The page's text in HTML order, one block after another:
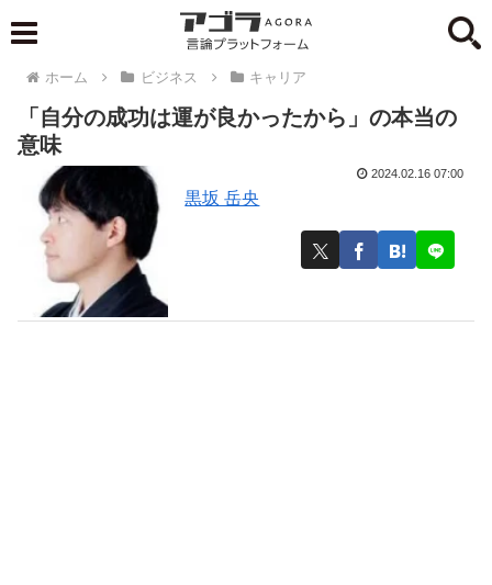
ホーム ビジネス キャリア
「自分の成功は運が良かったから」の本当の
意味
黒坂 岳央
2024.02.16 07:00